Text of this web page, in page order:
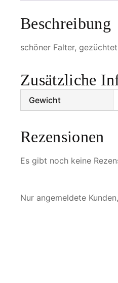
Beschreibung
schöner Falter,
Zusätzliche
Gewicht
Rezensionen
Es gibt noch keine
Nur angemeldete